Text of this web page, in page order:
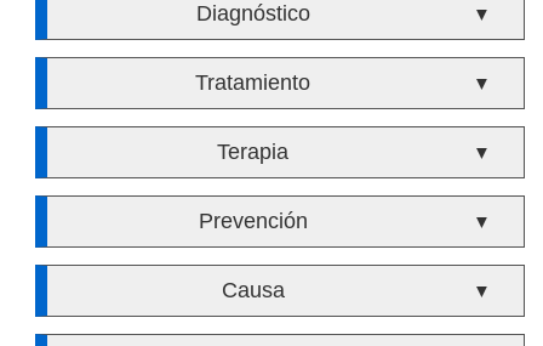
Diagnóstico ▼
Tratamiento ▼
Terapia ▼
Prevención ▼
Causa ▼